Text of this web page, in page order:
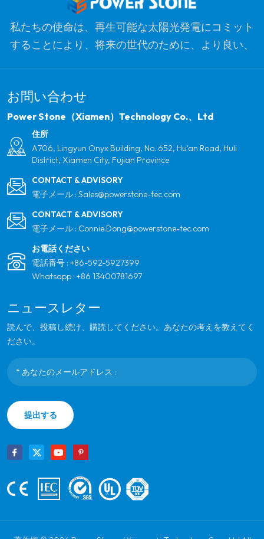
道に完全に合わせること
ができます。
私たちの使命は、再生可能な太陽光発電にコミット
することにより、将来の世代のために、より良い、
り、品質、プロフェッショナリズム、イノベーショ
ンのための最も信頼できるグローバルパートナーに
お問い合わせ
Power Stone（Xiamen）Technology Co.、Ltd
住所
A706, Lingyun Onyx Building, No. 652, Hu'an Road, Huli
District, Xiamen City, Fujian Province
CONTACT & ADVISORY
電子メール : Sales@powerstone-tec.com
CONTACT & ADVISORY
電子メール : Connie.Dong@powerstone-tec.com
お電話ください
電話番号 : +86-592-5927399
Whatsapp : +86 13400781697
ニュースレター
読んで、投稿し続け、購読してください。あなたの考えを教えてく
ださい。
提出する